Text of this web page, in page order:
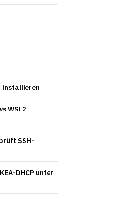
installieren
WSL2
SSH-
DHCP unter